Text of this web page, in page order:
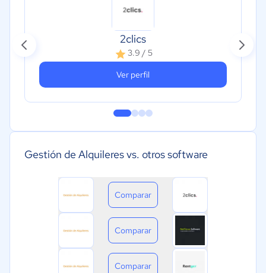
2clics
3.9 / 5
Ver perfil
Gestión de Alquileres vs. otros software
Comparar
Comparar
Comparar